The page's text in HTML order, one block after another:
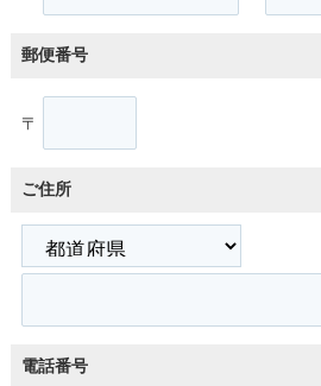
郵便番号
〒
ご住所
電話番号